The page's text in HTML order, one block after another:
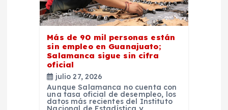
Más de 90 mil personas están
sin empleo en Guanajuato;
Salamanca sigue sin cifra
oficial
julio 27, 2026
Aunque Salamanca no cuenta con
una tasa oficial de desempleo, los
datos más recientes del Instituto